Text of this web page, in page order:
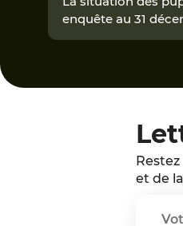
enquête au 31
et de